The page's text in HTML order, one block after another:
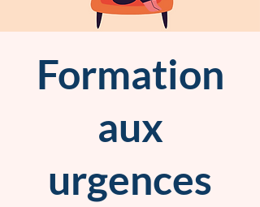
Formation
aux
urgences